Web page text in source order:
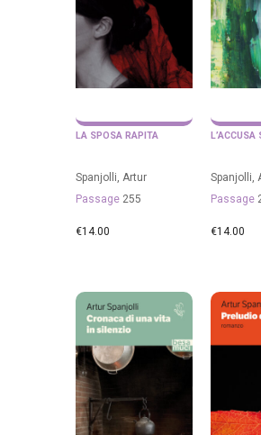
LA SPOSA RAPITA
Spanjolli, Artur
Passage 255
€14.00
Spanjolli,
Passage
€14.00